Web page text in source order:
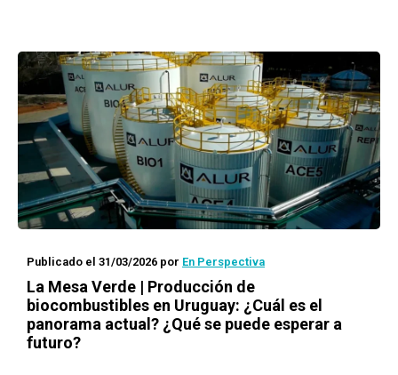
Publicado el 31/03/2026 por En Perspectiva
La Mesa Verde | Producción de
biocombustibles en Uruguay: ¿Cuál es el
panorama actual? ¿Qué se puede esperar a
futuro?